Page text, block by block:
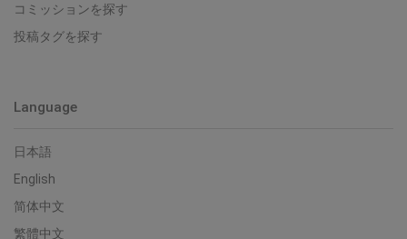
コミッションを探す
投稿タグを探す
Language
日本語
English
简体中文
繁體中文